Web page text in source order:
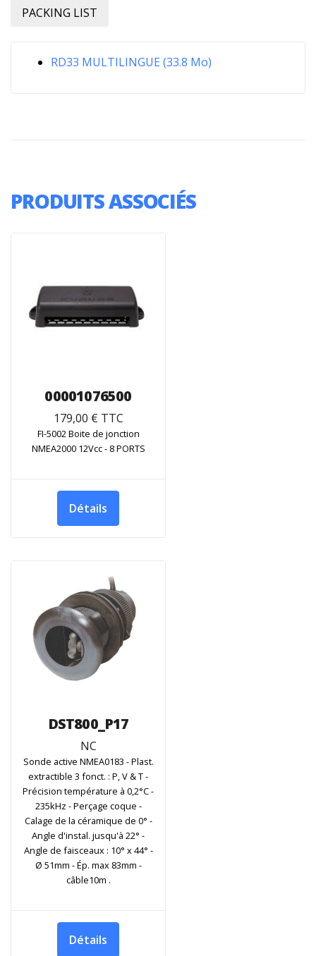
PACKING LIST
RD33 MULTILINGUE (33.8 Mo)
PRODUITS ASSOCIÉS
00001076500
179,00 € TTC
FI-5002 Boite de jonction
NMEA2000 12Vcc - 8 PORTS
Détails
DST800_P17
NC
Sonde active NMEA0183 - Plast.
extractible 3 fonct. : P, V & T -
Précision température à 0,2°C -
235kHz - Perçage coque -
Calage de la céramique de 0° -
Angle d'instal. jusqu'à 22° -
Angle de faisceaux : 10° x 44° -
Ø 51mm - Ép. max 83mm -
câble10m .
Détails